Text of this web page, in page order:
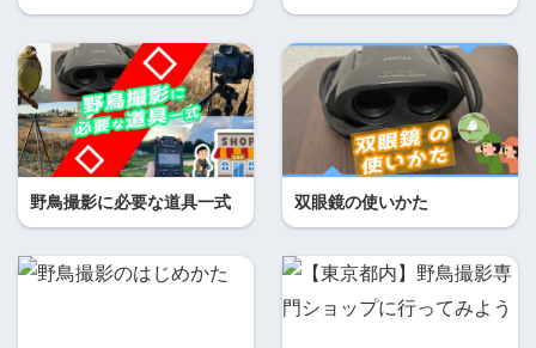
野鳥撮影に必要な道具一式 双眼鏡の使いかた